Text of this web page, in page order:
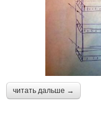
читать дальше →